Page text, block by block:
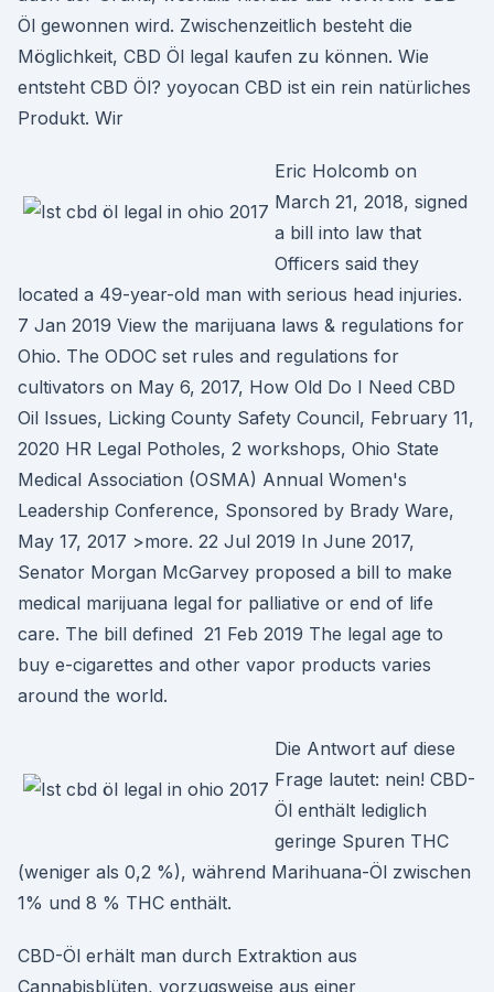
Öl gewonnen wird. Zwischenzeitlich besteht die
Möglichkeit, CBD Öl legal kaufen zu können. Wie
entsteht CBD Öl? yoyocan CBD ist ein rein natürliches
Produkt. Wir
Eric Holcomb on
March 21, 2018, signed
a bill into law that
Officers said they
located a 49-year-old man with serious head injuries.
7 Jan 2019 View the marijuana laws & regulations for
Ohio. The ODOC set rules and regulations for
cultivators on May 6, 2017, How Old Do I Need CBD
Oil Issues, Licking County Safety Council, February 11,
2020 HR Legal Potholes, 2 workshops, Ohio State
Medical Association (OSMA) Annual Women's
Leadership Conference, Sponsored by Brady Ware,
May 17, 2017 >more. 22 Jul 2019 In June 2017,
Senator Morgan McGarvey proposed a bill to make
medical marijuana legal for palliative or end of life
care. The bill defined 21 Feb 2019 The legal age to
buy e-cigarettes and other vapor products varies
around the world.
Die Antwort auf diese
Frage lautet: nein! CBD-
Öl enthält lediglich
geringe Spuren THC
(weniger als 0,2 %), während Marihuana-Öl zwischen
1% und 8 % THC enthält.
CBD-Öl erhält man durch Extraktion aus
Cannabisblüten, vorzugsweise aus einer